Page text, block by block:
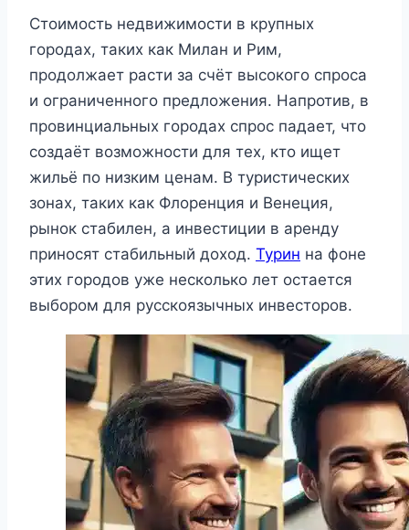
Стоимость недвижимости в крупных
городах, таких как Милан и Рим,
продолжает расти за счёт высокого спроса
и ограниченного предложения. Напротив, в
провинциальных городах спрос падает, что
создаёт возможности для тех, кто ищет
жильё по низким ценам. В туристических
зонах, таких как Флоренция и Венеция,
рынок стабилен, а инвестиции в аренду
приносят стабильный доход. Турин на фоне
этих городов уже несколько лет остается
выбором для русскоязычных инвесторов.